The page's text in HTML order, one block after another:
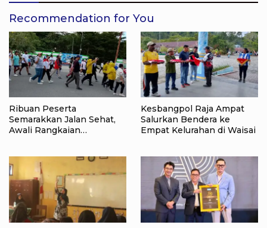
Recommendation for You
Ribuan Peserta
Semarakkan Jalan Sehat,
Awali Rangkaian
Ampat
Kesbangpol Raja Ampat
Salurkan Bendera ke
Empat Kelurahan di Waisai